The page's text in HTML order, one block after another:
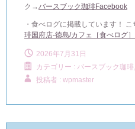
ク→バースブック珈琲Facebook
・食べログに掲載しています！
琲国府店-徳島/カフェ［食べログ］
2026年7月31日
カテゴリー : バースブック珈琲,
投稿者 : wpmaster